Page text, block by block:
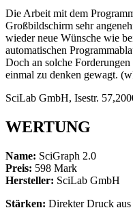
Die Arbeit mit dem
Großbildschirm sehr
wieder neue Wünsche wie
automatischen
Doch an solche
einmal zu denken gewagt.
SciLab GmbH, Isestr.
WERTUNG
Name: SciGraph 2.0
Preis: 598 Mark
Hersteller: SciLab GmbH
Stärken: Direkter Druck